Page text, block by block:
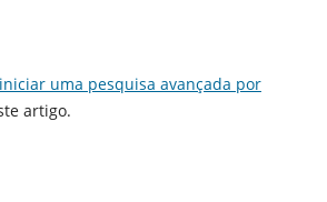
iniciar uma pesquisa avançada por
artigo.